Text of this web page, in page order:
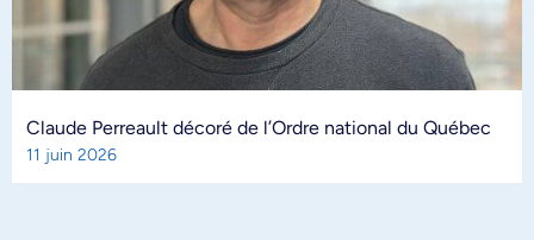
Claude Perreault décoré de l’Ordre national du Québec
11 juin 2026